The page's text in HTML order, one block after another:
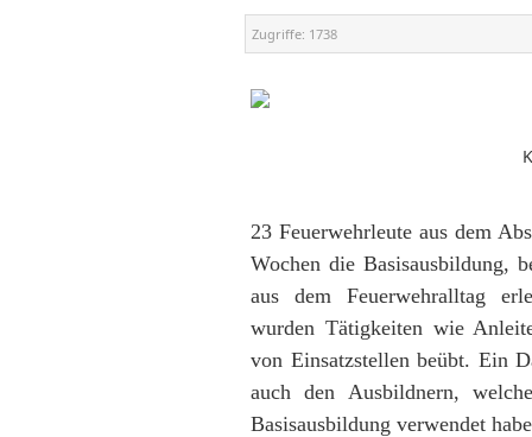
Zugriffe: 1738
23 Feuerwehrleute aus dem
Wochen die Basisausbildung,
aus dem Feuerwehralltag
wurden Tätigkeiten wie
von Einsatzstellen beübt. Ein
auch den Ausbildnern,
Basisausbildung verwendet